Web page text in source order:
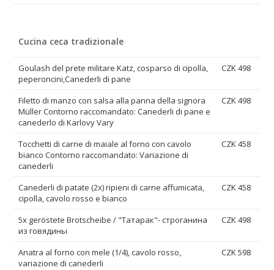
Cucina ceca tradizionale
Goulash del prete militare Katz, cosparso di cipolla,
peperoncini,Canederli di pane
CZK 498
Filetto di manzo con salsa alla panna della signora
Müller Contorno raccomandato: Canederli di pane e
canederlo di Karlovy Vary
CZK 498
Tocchetti di carne di maiale al forno con cavolo
bianco Contorno raccomandato: Variazione di
canederli
CZK 458
Canederli di patate (2x) ripieni di carne affumicata,
cipolla, cavolo rosso e bianco
CZK 458
5x geröstete Brotscheibe / "Татарак"- строганина
из говядины
CZK 498
Anatra al forno con mele (1/4), cavolo rosso,
variazione di canederli
CZK 598